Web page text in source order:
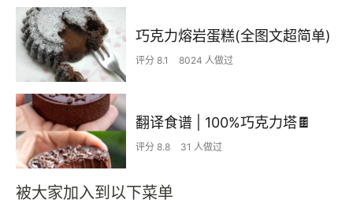
巧克力熔岩蛋糕(全图文超简单)
评分 8.1 8024 人做过
翻译食谱 | 100%巧克力塔🍫
评分 8.8 31 人做过
被大家加入到以下菜单